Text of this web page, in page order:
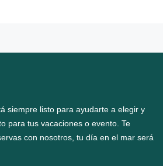
siempre listo para ayudarte a elegir y
para tus vacaciones o evento. Te
con nosotros, tu día en el mar será